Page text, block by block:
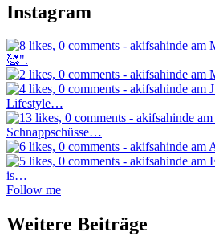
Instagram
Follow me
Weitere Beiträge